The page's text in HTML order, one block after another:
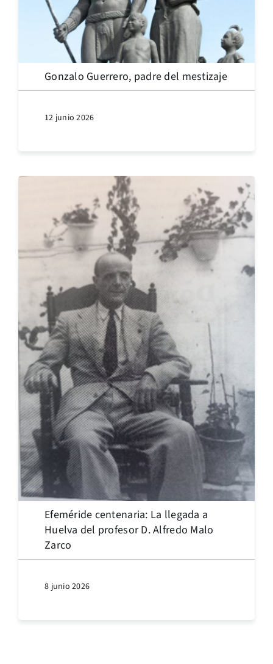
Gonzalo Guerrero, padre del mestizaje
12 junio 2026
Efeméride centenaria: La llegada a
Huelva del profesor D. Alfredo Malo
Zarco
8 junio 2026